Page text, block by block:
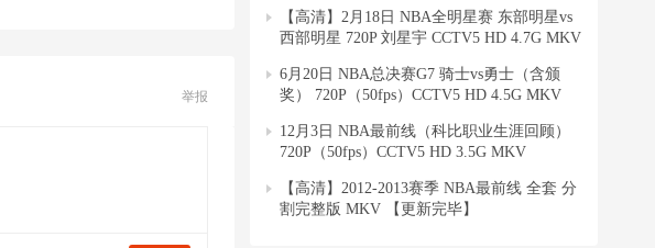
举报
【高清】2月18日 NBA全明星赛 东部明星vs
西部明星 720P 刘星宇 CCTV5 HD 4.7G MKV
6月20日 NBA总决赛G7 骑士vs勇士（含颁
奖） 720P（50fps）CCTV5 HD 4.5G MKV
12月3日 NBA最前线（科比职业生涯回顾）
720P（50fps）CCTV5 HD 3.5G MKV
【高清】2012-2013赛季 NBA最前线 全套 分
割完整版 MKV 【更新完毕】